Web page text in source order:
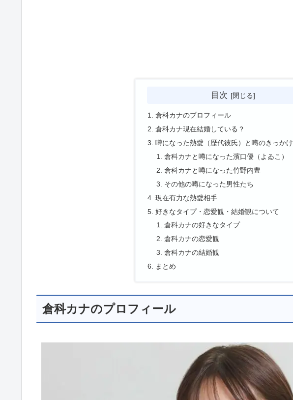
目次
倉科カナのプロフィール
倉科カナ現在結婚している？
噂になった熱愛（歴代彼氏）と噂のきっかけ
倉科カナと噂になった濱口優（よゐこ）
倉科カナと噂になった竹野内豊
その他の噂になった男性たち
現在有力な熱愛相手
好きなタイプ・恋愛観・結婚観について
倉科カナの好きなタイプ
倉科カナの恋愛観
倉科カナの結婚観
まとめ
倉科カナのプロフィール